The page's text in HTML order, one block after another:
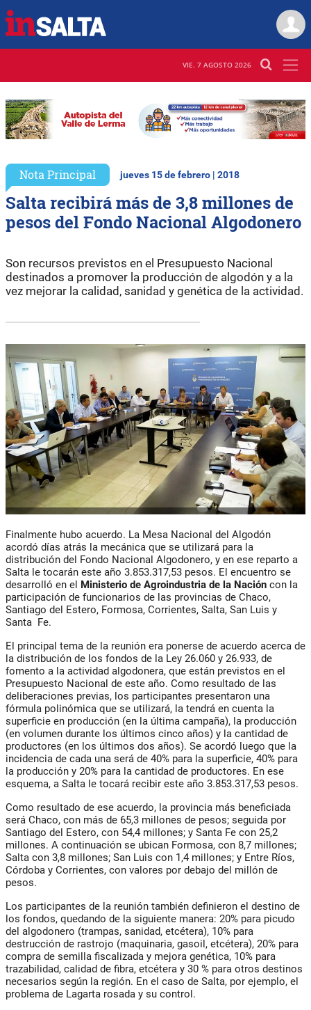
VIE. 7 AGOSTO 2026
Nota Principal jueves 15 de febrero | 2018
Salta recibirá más de 3,8 millones de
pesos del Fondo Nacional Algodonero
Son recursos previstos en el Presupuesto Nacional
destinados a promover la producción de algodón y a la
vez mejorar la calidad, sanidad y genética de la actividad.
Finalmente hubo acuerdo. La Mesa Nacional del Algodón
acordó días atrás la mecánica que se utilizará para la
distribución del Fondo Nacional Algodonero, y en ese reparto a
Salta le tocarán este año 3.853.317,53 pesos. El encuentro se
desarrolló en el Ministerio de Agroindustria de la Nación con la
participación de funcionarios de las provincias de Chaco,
Santiago del Estero, Formosa, Corrientes, Salta, San Luis y
Santa Fe.
El principal tema de la reunión era ponerse de acuerdo acerca de
la distribución de los fondos de la Ley 26.060 y 26.933, de
fomento a la actividad algodonera, que están previstos en el
Presupuesto Nacional de este año. Como resultado de las
deliberaciones previas, los participantes presentaron una
fórmula polinómica que se utilizará, la tendrá en cuenta la
superficie en producción (en la última campaña), la producción
(en volumen durante los últimos cinco años) y la cantidad de
productores (en los últimos dos años). Se acordó luego que la
incidencia de cada una será de 40% para la superficie, 40% para
la producción y 20% para la cantidad de productores. En ese
esquema, a Salta le tocará recibir este año 3.853.317,53 pesos.
Como resultado de ese acuerdo, la provincia más beneficiada
será Chaco, con más de 65,3 millones de pesos; seguida por
Santiago del Estero, con 54,4 millones; y Santa Fe con 25,2
millones. A continuación se ubican Formosa, con 8,7 millones;
Salta con 3,8 millones; San Luis con 1,4 millones; y Entre Ríos,
Córdoba y Corrientes, con valores por debajo del millón de
pesos.
Los participantes de la reunión también definieron el destino de
los fondos, quedando de la siguiente manera: 20% para picudo
del algodonero (trampas, sanidad, etcétera), 10% para
destrucción de rastrojo (maquinaria, gasoil, etcétera), 20% para
compra de semilla fiscalizada y mejora genética, 10% para
trazabilidad, calidad de fibra, etcétera y 30 % para otros destinos
necesarios según la región. En el caso de Salta, por ejemplo, el
problema de Lagarta rosada y su control.